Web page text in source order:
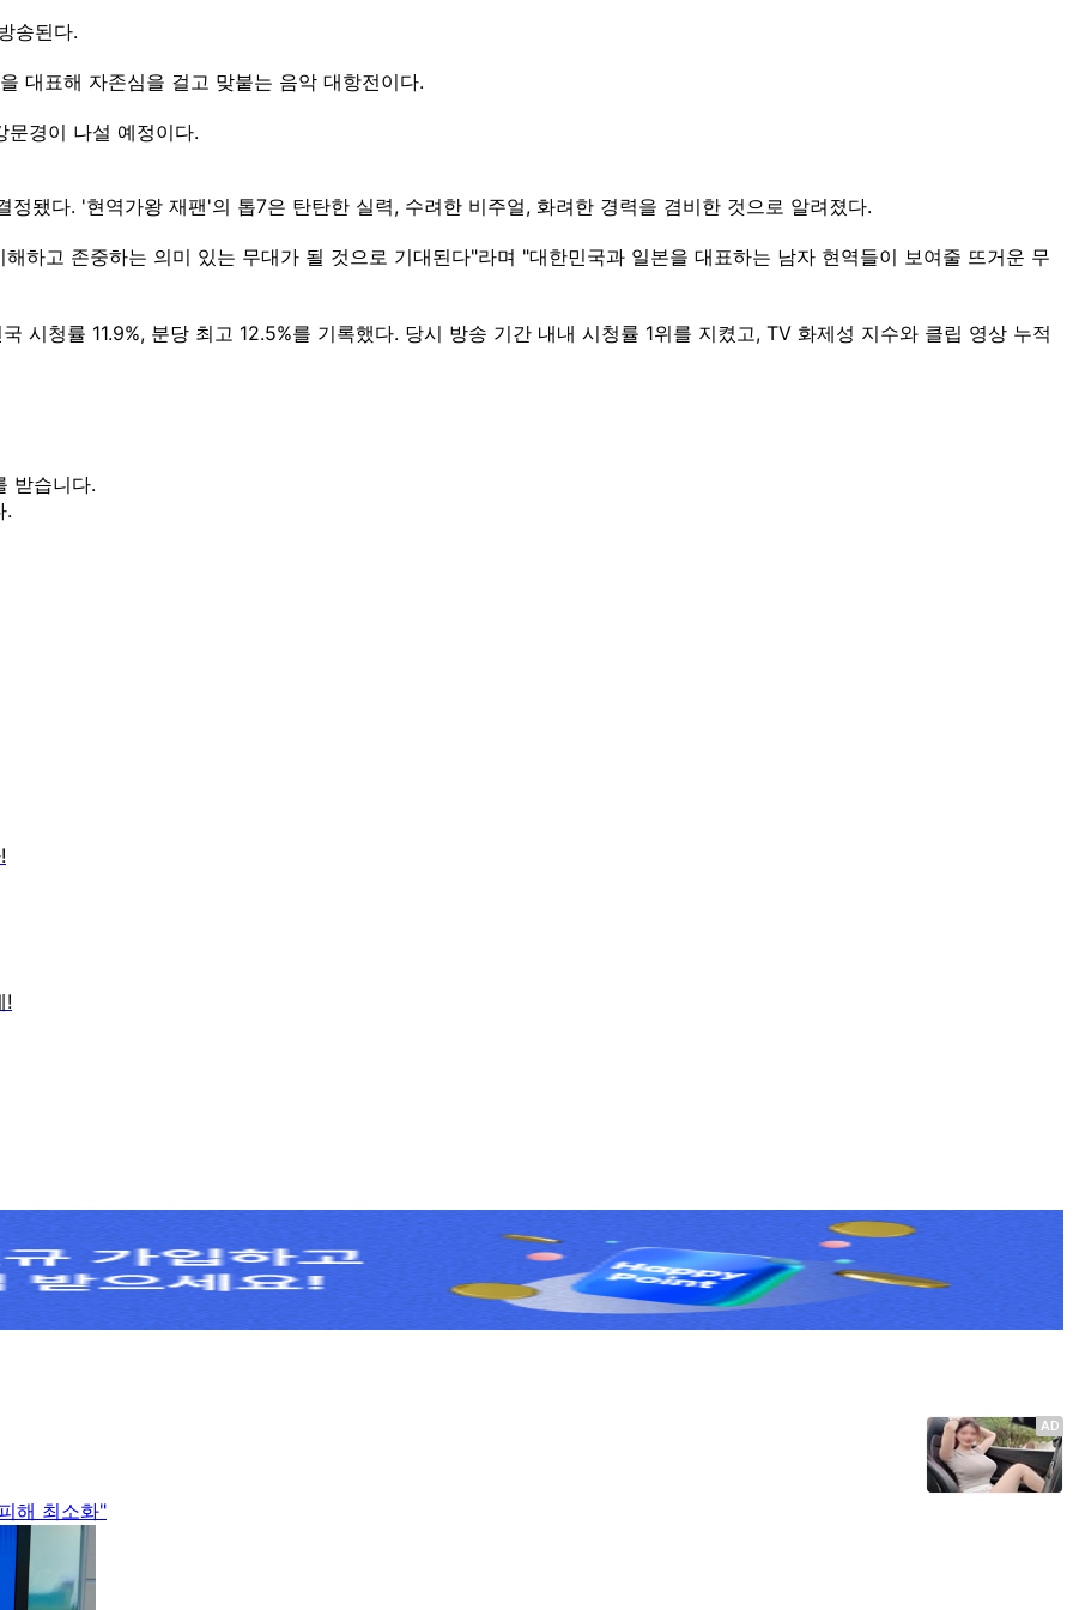
송된다.
대표해 자존심을 걸고 맞붙는 음악 대항전이다.
문경이 나설 예정이다.
됐다. '현역가왕 재팬'의 톱7은 탄탄한 실력, 수려한 비주얼, 화려한 경력을 겸비한 것으로 알려졌다.
하고 존중하는 의미 있는 무대가 될 것으로 기대된다"라며 "대한민국과 일본을 대표하는 남자 현역들이 보여줄 뜨거운 무
시청률 11.9%, 분당 최고 12.5%를 기록했다. 당시 방송 기간 내내 시청률 1위를 지켰고, TV 화제성 지수와 클립 영상 누적
받습니다.
.
해 최소화"